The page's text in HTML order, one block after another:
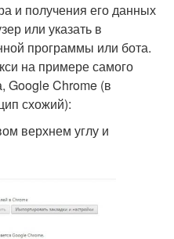
и получения его данных
или указать в
программы или бота.
на примере самого
Google Chrome (в
схожий):
верхнем углу и